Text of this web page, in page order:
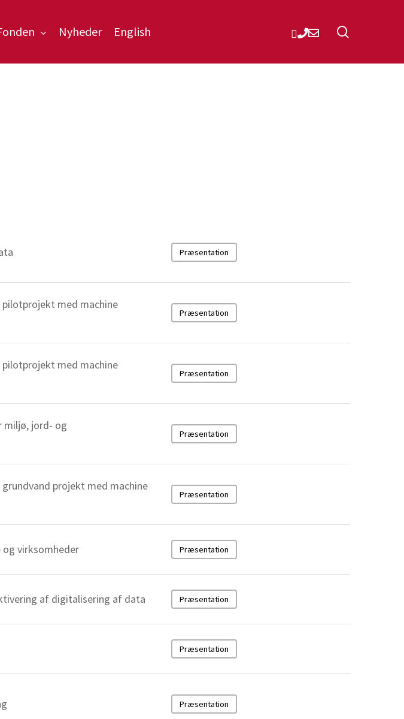
Nyheder English linkedin
phone
email
Præsentation
med machine
Præsentation
med machine
Præsentation
miljø, jord- og
Præsentation
projekt med machine
Præsentation
virksomheder Præsentation
af digitalisering af data Præsentation
Præsentation
Præsentation